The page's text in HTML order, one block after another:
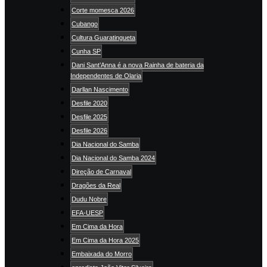
Corte momesca 2026
Cubango
Cultura Guaratingueta
Cunha SP
Dani Sant’Anna é a nova Rainha de bateria da
Independentes de Olaria
Darllan Nascimento
Desfile 2020
Desfile 2025
Desfile 2026
Dia Nacional do Samba
Dia Nacional do Samba 2024
Direção de Carnaval
Dragões da Real
Dudu Nobre
EFA-UESP
Em Cima da Hora
Em Cima da Hora 2025
Embaixada do Morro